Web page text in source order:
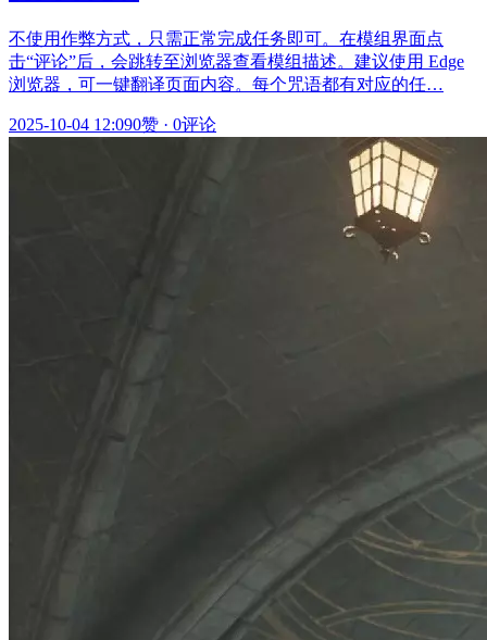
不使用作弊方式，只需正常完成任务即可。在模组界面点
击“评论”后，会跳转至浏览器查看模组描述。建议使用 Edge
浏览器，可一键翻译页面内容。每个咒语都有对应的任…
2025-10-04 12:090赞 · 0评论